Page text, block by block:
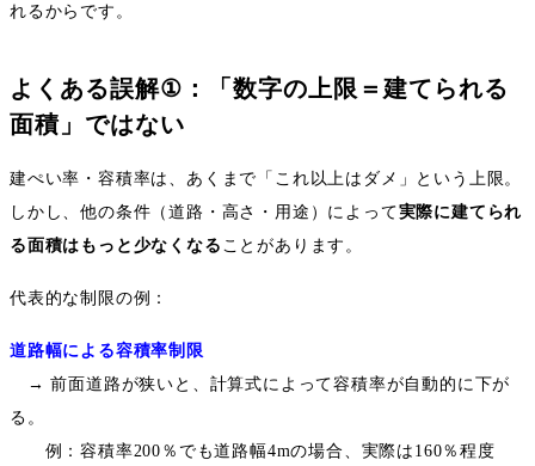
れるからです。
よくある誤解① ：「数字の上限＝建てられる
面積」ではない
建ぺい率・容積率は、あくまで「これ以上はダメ」という上限。
しかし、他の条件（道路・高さ・用途）によって実際に建てられ
る面積はもっと少なくなる ことがあります。
代表的な制限の例：
道路幅による容積率制限
→前面道路が狭いと、計算式によって容積率が自動的に下が
る。
例：容積率200 ％でも道路幅4mの場合、実際は 160％程度